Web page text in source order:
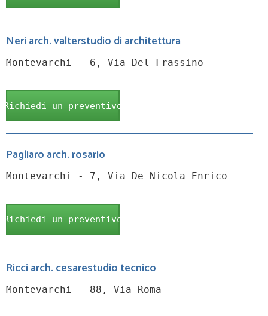
Neri arch. valterstudio di architettura
Montevarchi - 6, Via Del Frassino
Richiedi un preventivo
Pagliaro arch. rosario
Montevarchi - 7, Via De Nicola Enrico
Richiedi un preventivo
Ricci arch. cesarestudio tecnico
Montevarchi - 88, Via Roma